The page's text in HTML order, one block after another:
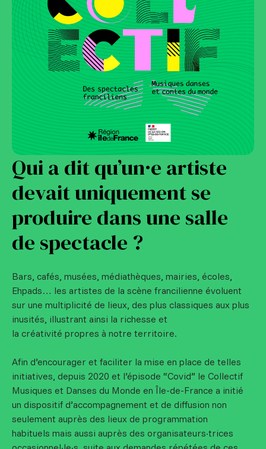
Qui a dit qu’un·e artiste
devait uniquement se
produire dans une salle
de spectacle ?
Bars, cafés, musées, médiathèques, mairies, écoles,
Ehpads… les artistes de la scène francilienne évoluent
sur une multiplicité de lieux, des plus classiques aux plus
inusités, illustrant ainsi la richesse et
la créativité propres à notre territoire.
Afin d’encourager et faciliter la mise en place de telles
initiatives, depuis 2020 et l’épisode “Covid” le Collectif
Musiques et Danses du Monde en Île-de-France a initié
un dispositif d’accompagnement et de diffusion non
seulement auprès des lieux de programmation
habituels mais aussi auprès des organisateurs·trices